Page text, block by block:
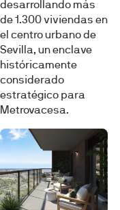
desarrollando más
de 1.300 viviendas en
el centro urbano de
Sevilla, un enclave
históricamente
considerado
estratégico para
Metrovacesa.